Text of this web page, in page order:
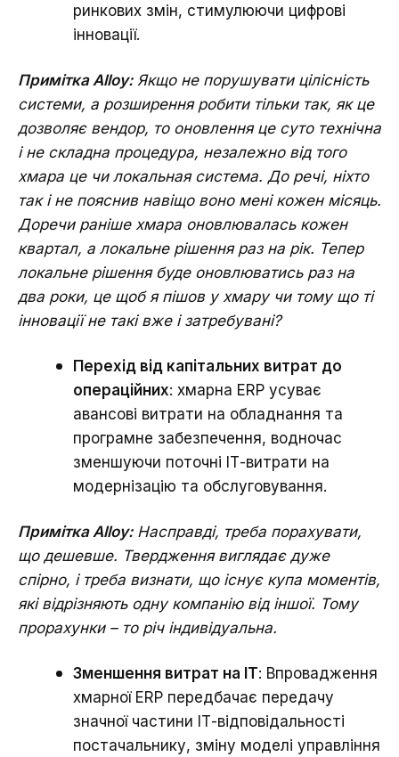
ринкових змін, стимулюючи цифрові
інновації.
Примітка Alloy: Якщо не порушувати цілісність
системи, а розширення робити тільки так, як це
дозволяє вендор, то оновлення це суто технічна
і не складна процедура, незалежно від того
хмара це чи локальная система. До речі, ніхто
так і не пояснив навіщо воно мені кожен місяць.
Доречи раніше хмара оновлювалась кожен
квартал, а локальне рішення раз на рік. Тепер
локальне рішення буде оновлюватись раз на
два роки, це щоб я пішов у хмару чи тому що ті
інновації не такі вже і затребувані?
Перехід від капітальних витрат до
операційних: хмарна ERP усуває
авансові витрати на обладнання та
програмне забезпечення, водночас
зменшуючи поточні ІТ-витрати на
модернізацію та обслуговування.
Примітка Alloy: Насправді, треба порахувати,
що дешевше. Твердження виглядає дуже
спірно, і треба визнати, що існує купа моментів,
які відрізняють одну компанію від іншої. Тому
прорахунки – то річ індивідуальна.
Зменшення витрат на ІТ: Впровадження
хмарної ERP передбачає передачу
значної частини ІТ-відповідальності
постачальнику, зміну моделі управління